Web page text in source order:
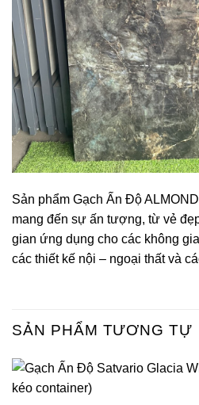
Sản phẩm Gạch Ấn Độ
mang đến sự ấn tượng, từ vẻ
gian ứng dụng cho các không
các thiết kế nội – ngoại thất và
SẢN PHẨM TƯƠNG TỰ